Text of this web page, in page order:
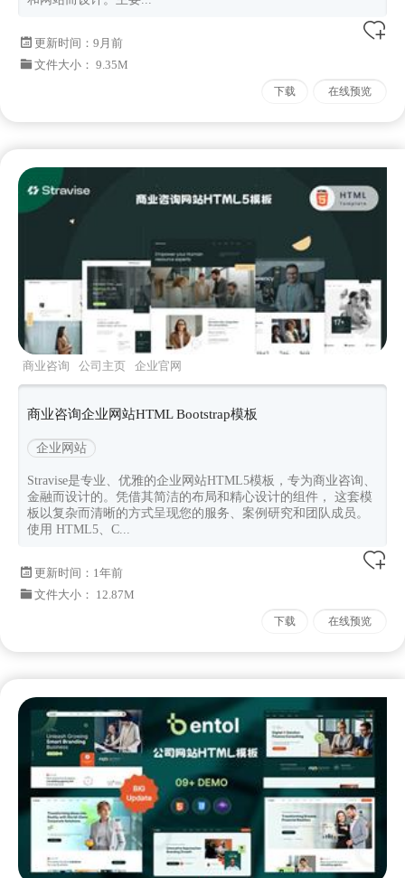
更新时间： 9月前
文件大小： 9.35M
下载 在线预览
商业咨询 公司主页
企业官网
stravise
Bootstrapv532
商业咨询企业网站HTML Bootstrap模板
企业网站
Stravise是专业、优雅的企业网站HTML5模板，专为商业咨询、
金融而设计的。凭借其简洁的布局和精心设计的组件， 这套模
板以复杂而清晰的方式呈现您的服务、案例研究和团队成员。
使用 HTML5、C...
更新时间： 1年前
文件大小： 12.87M
下载 在线预览